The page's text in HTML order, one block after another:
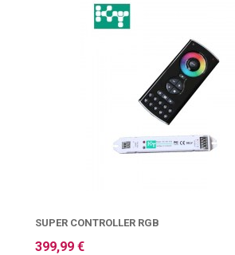
SUPER CONTROLLER RGB
399,99 €